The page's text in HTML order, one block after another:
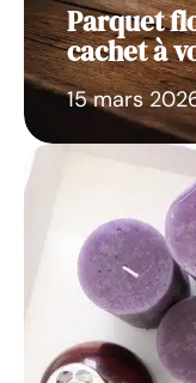
Parquet
cachet à
15 mars